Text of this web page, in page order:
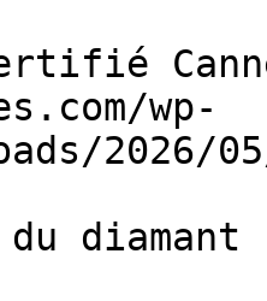
wp-
2026/
du